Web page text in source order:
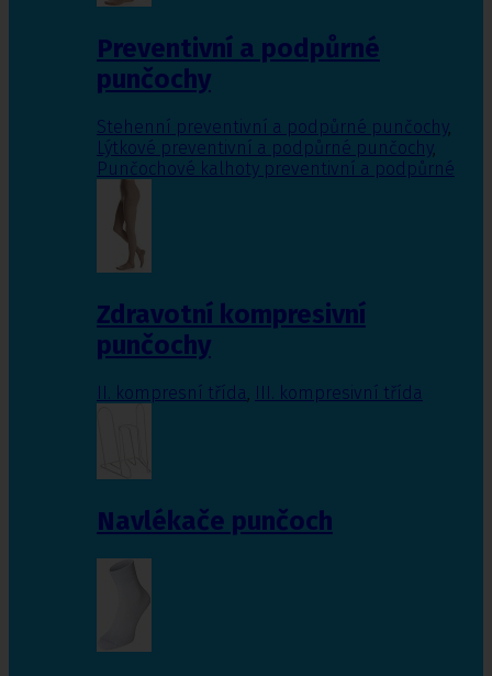
Preventivní a podpůrné
punčochy
Stehenní preventivní a podpůrné punčochy,
Lýtkové preventivní a podpůrné punčochy,
Punčochové kalhoty preventivní a podpůrné
Zdravotní kompresivní
punčochy
II. kompresní třída III. kompresivní třída
Navlékače punčoch